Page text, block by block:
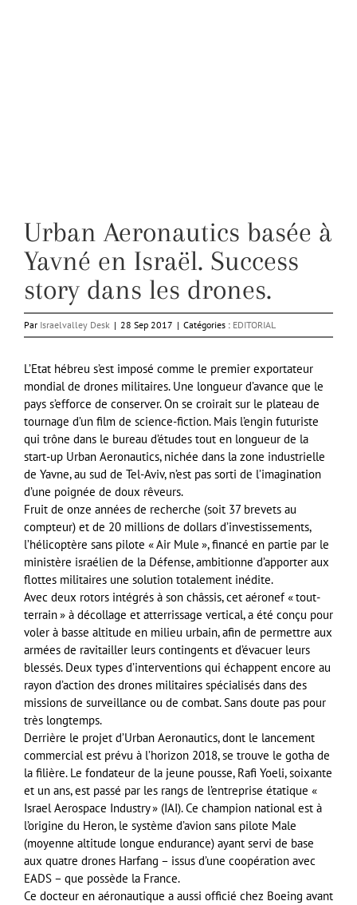
Urban Aeronautics basée à
Yavné en Israël. Success
story dans les drones.
Par Israelvalley Desk | 28 Sep 2017 | Catégories : EDITORIAL
L’Etat hébreu s’est imposé comme le premier exportateur
mondial de drones militaires. Une longueur d’avance que le
pays s’efforce de conserver. On se croirait sur le plateau de
tournage d’un film de science-fiction. Mais l’engin futuriste
qui trône dans le bureau d’études tout en longueur de la
start-up Urban Aeronautics, nichée dans la zone industrielle
de Yavne, au sud de Tel-Aviv, n’est pas sorti de l’imagination
d’une poignée de doux rêveurs.
Fruit de onze années de recherche (soit 37 brevets au
compteur) et de 20 millions de dollars d’investissements,
l’hélicoptère sans pilote « Air Mule », financé en partie par le
ministère israélien de la Défense, ambitionne d’apporter aux
flottes militaires une solution totalement inédite.
Avec deux rotors intégrés à son châssis, cet aéronef « tout-
terrain » à décollage et atterrissage vertical, a été conçu pour
voler à basse altitude en milieu urbain, afin de permettre aux
armées de ravitailler leurs contingents et d’évacuer leurs
blessés. Deux types d’interventions qui échappent encore au
rayon d’action des drones militaires spécialisés dans des
missions de surveillance ou de combat. Sans doute pas pour
très longtemps.
Derrière le projet d’Urban Aeronautics, dont le lancement
commercial est prévu à l’horizon 2018, se trouve le gotha de
la filière. Le fondateur de la jeune pousse, Rafi Yoeli, soixante
et un ans, est passé par les rangs de l’entreprise étatique «
Israel Aerospace Industry » (IAI). Ce champion national est à
l’origine du Heron, le système d’avion sans pilote Male
(moyenne altitude longue endurance) ayant servi de base
aux quatre drones Harfang – issus d’une coopération avec
EADS – que possède la France.
Ce docteur en aéronautique a aussi officié chez Boeing avant